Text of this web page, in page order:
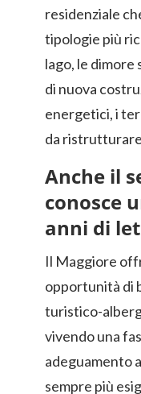
residenziale
tipologie più
lago, le dimore
di nuova
energetici, i
da
Anche il
conosce
anni di
Il Maggiore
opportunità di
turistico-
vivendo una
adeguamento
sempre più